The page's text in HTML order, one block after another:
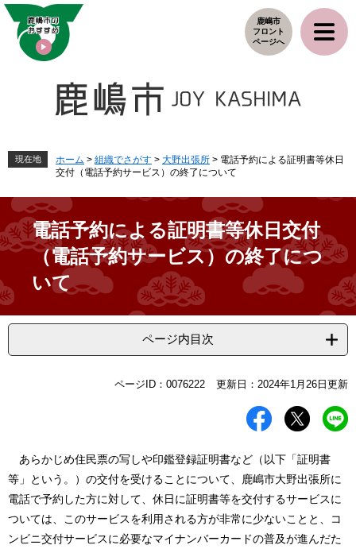
ペ
メ
鹿嶋市
フロント
ページへ
現在地 ホーム > 組織でさがす > 大野出張所 > 電話予約による証明書等休日
交付（電話予約サービス）の終了について
電話予約による証明書等休日交付
（電話予約サービス）の終了につ
いて
ページ内目次
ページID：0076222 更新日：2024年1月26日更新
あらかじめ住民票の写しや印鑑登録証明書など（以下「証明書
等」という。）の交付を受けることについて、鹿嶋市大野出張所に
電話で予約した方に対して、休日に証明書等を交付するサービスに
ついては、このサービスを利用される方が非常に少ないことと、コ
ンビニ交付サービスに必要なマイナンバーカードの普及が進んだた